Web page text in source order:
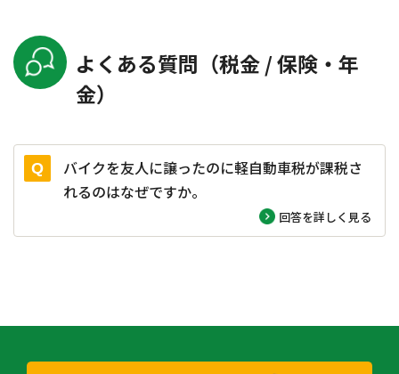
よくある質問（税金 / 保険・年
金）
バイクを友人に譲ったのに軽自動車税が課税さ
れるのはなぜですか。
回答を詳しく見る